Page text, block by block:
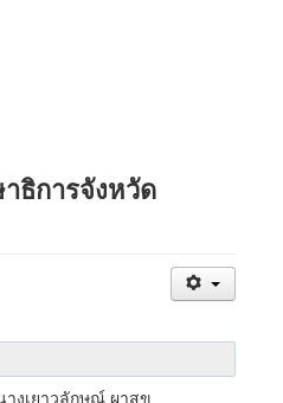
ธิการจังหวัด
างเยาวลักษณ์ ผาสุข